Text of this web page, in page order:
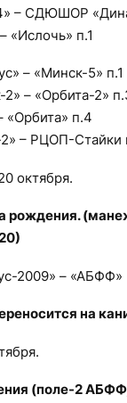
– СДЮШОР
«Ислочь» п.1
– «Минск-5» п.1
2» – «Орбита-2»
«Орбита» п.4
– РЦОП-Стайки
октября.
рождения.
2009» – «АБФФ»
на
(поле-2